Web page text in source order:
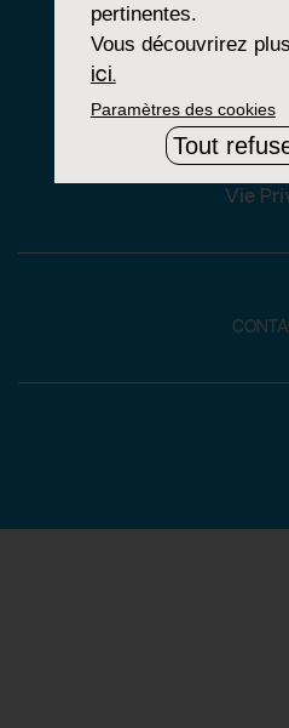
Mentions
Vie
pertinentes.
Vous découvrirez
ici.
Paramètres des cookies
Tout